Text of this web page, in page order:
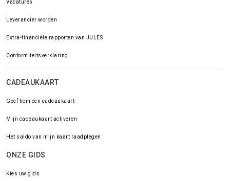
Vacatures
Leverancier worden
Extra-financiële rapporten van JULES
Conformiteitsverklaring
CADEAUKAART
Geef hem een cadeaukaart
Mijn cadeaukaart activeren
Het saldo van mijn kaart raadplegen
ONZE GIDS
Kies uw gids